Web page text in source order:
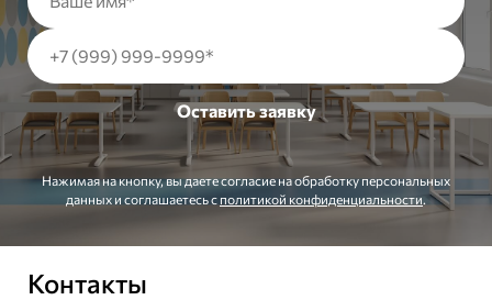
Нажимая на кнопку, вы даете согласие на обработку персональных
данных и соглашаетесь c политикой конфиденциальности
Контакты